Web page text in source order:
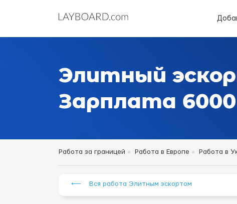
Элитный
Зарплата
Работа за границей Работа в Европе Работа в
⟵ Вся работа Элитным эскортом